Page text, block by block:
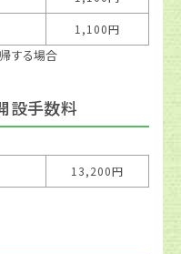
1,100円
する場合
設手数料
13,200円